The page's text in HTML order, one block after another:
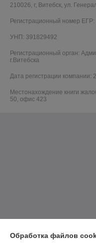
210026, г, Витебск, ул.
Регистрационный номер
УНП: 391829492
Регистрационный орган:
г.Витебска
Дата регистрации компании:
Местонахождение книги
50, офис 423
Обработка файлов